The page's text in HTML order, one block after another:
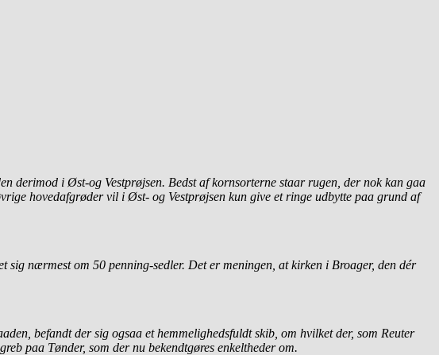
derimod i Øst-og Vestprøjsen. Bedst af kornsorterne staar rugen, der nok kan gaa
hovedafgrøder vil i Øst- og Vestprøjsen kun give et ringe udbytte paa grund af
nærmest om 50 penning-sedler. Det er meningen, at kirken i Broager, den dér
befandt der sig ogsaa et hemmelighedsfuldt skib, om hvilket der, som Reuter
paa Tønder, som der nu bekendtgøres enkeltheder om.